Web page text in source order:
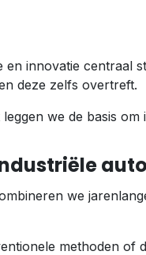
en innovatie centraal
deze zelfs overtreft.
we de basis
we
methoden of